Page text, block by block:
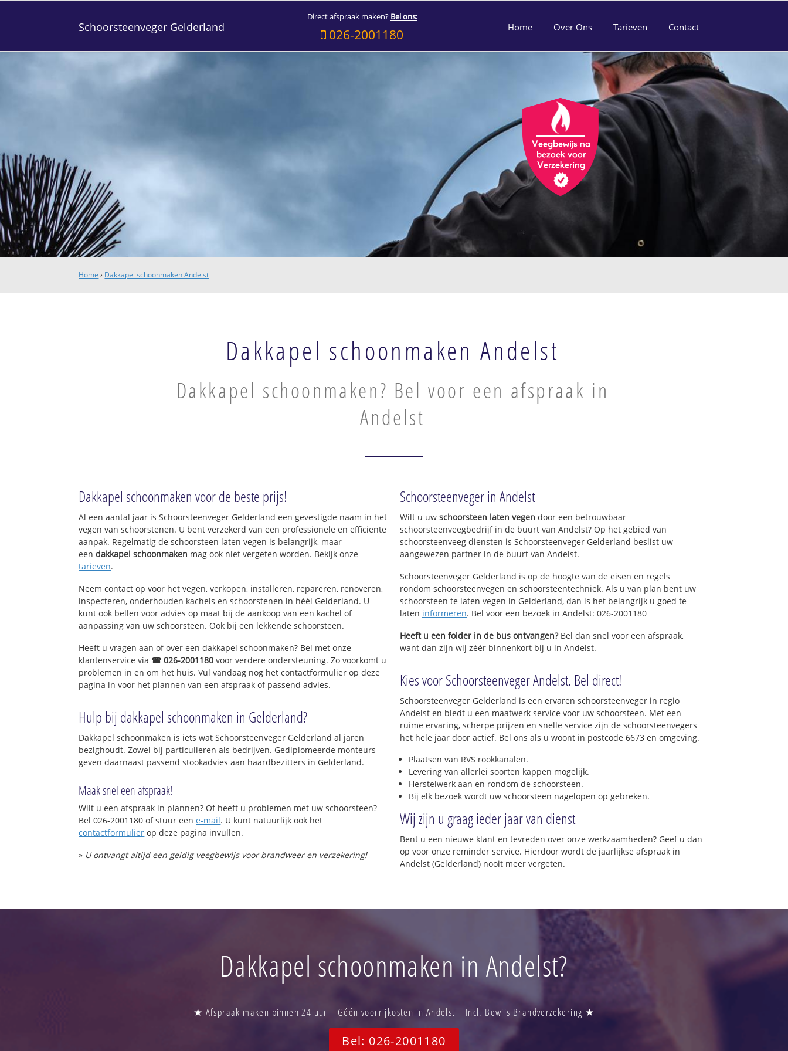
Schoorsteenveger Gelderland
Direct afspraak maken? Bel ons:
026-2001180 Home Over Ons Tarieven Contact
Home › Dakkapel schoonmaken Andelst
Dakkapel schoonmaken Andelst
Dakkapel schoonmaken? Bel voor een afspraak in
Andelst
Dakkapel schoonmaken voor de beste prijs!
Al een aantal jaar is Schoorsteenveger Gelderland een gevestigde naam in het
vegen van schoorstenen. U bent verzekerd van een professionele en efficiënte
aanpak. Regelmatig de schoorsteen laten vegen is belangrijk, maar
eendakkapel schoonmaken mag ook niet vergeten worden. Bekijk onze
tarieven.
Neem contact op voor het vegen, verkopen, installeren, repareren, renoveren,
inspecteren, onderhouden kachels en schoorstenen in héél Gelderland. U
kunt ook bellen voor advies op maat bij de aankoop van een kachel of
aanpassing van uw schoorsteen. Ook bij een lekkende schoorsteen.
Heeft u vragen aan of over een dakkapel schoonmaken? Bel met onze
klantenservice via ☎ 026-2001180 voor verdere ondersteuning. Zo voorkomt u
problemen in en om het huis. Vul vandaag nog het contactformulier op deze
pagina in voor het plannen van een afspraak of passend advies.
Hulp bij dakkapel schoonmaken in Gelderland?
Dakkapel schoonmaken is iets wat Schoorsteenveger Gelderland al jaren
bezighoudt. Zowel bij particulieren als bedrijven. Gediplomeerde monteurs
geven daarnaast passend stookadvies aan haardbezitters in Gelderland.
Maak snel een afspraak!
Wilt u een afspraak in plannen? Of heeft u problemen met uw schoorsteen?
Bel 026-2001180 of stuur eene-mail. U kunt natuurlijk ook het
contactformulier op deze pagina invullen.
» U ontvangt altijd een geldig veegbewijs voor brandweer en verzekering!
Schoorsteenveger in Andelst
Wilt u uw schoorsteen laten vegen door een betrouwbaar
schoorsteenveegbedrijf in de buurt van Andelst? Op het gebied van
schoorsteenveeg diensten is Schoorsteenveger Gelderland beslist uw
aangewezen partner in de buurt van Andelst.
Schoorsteenveger Gelderland is op de hoogte van de eisen en regels
rondom schoorsteenvegen en schoorsteentechniek. Als u van plan bent uw
schoorsteen te laten vegen in Gelderland, dan is het belangrijk u goed te
laten informeren. Bel voor een bezoek in Andelst: 026-2001180
Heeft u een folder in de bus ontvangen?Bel dan snel voor een afspraak,
want dan zijn wij zéér binnenkort bij u in Andelst.
Kies voor Schoorsteenveger Andelst. Bel direct!
Schoorsteenveger Gelderland is een ervaren schoorsteenveger in regio
Andelst en biedt u een maatwerk service voor uw schoorsteen. Met een
ruime ervaring, scherpe prijzen en snelle service zijn de schoorsteenvegers
het hele jaar door actief. Bel ons als u woont in postcode 6673 en omgeving.
Plaatsen van RVS rookkanalen.
Levering van allerlei soorten kappen mogelijk.
Herstelwerk aan en rondom de schoorsteen.
Bij elk bezoek wordt uw schoorsteen nagelopen op gebreken.
Wij zijn u graag ieder jaar van dienst
Bent u een nieuwe klant en tevreden over onze werkzaamheden? Geef u dan
op voor onze reminder service. Hierdoor wordt de jaarlijkse afspraak in
Andelst (Gelderland) nooit meer vergeten.
Dakkapel schoonmaken in Andelst?
★ Afspraak maken binnen 24 uur | Géén voorrijkosten in Andelst | Incl. Bewijs Brandverzekering ★
Bel: 026-2001180